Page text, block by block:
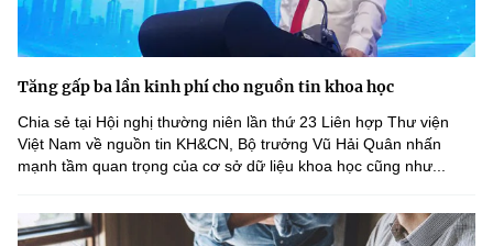
Tăng gấp ba lần kinh phí cho nguồn tin khoa học
Chia sẻ tại Hội nghị thường niên lần thứ 23 Liên hợp Thư viện
Việt Nam về nguồn tin KH&CN, Bộ trưởng Vũ Hải Quân nhấn
mạnh tầm quan trọng của cơ sở dữ liệu khoa học cũng như...